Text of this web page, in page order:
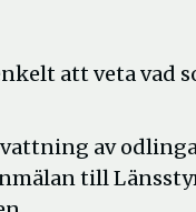
att veta vad
av
till